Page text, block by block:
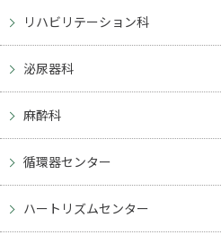
リハビリテーション科
泌尿器科
麻酔科
循環器センター
ハートリズムセンター